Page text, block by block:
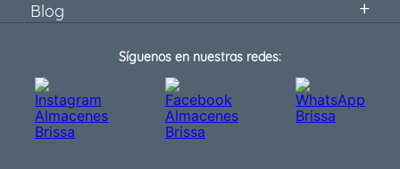
Blog
Síguenos en nuestras redes: